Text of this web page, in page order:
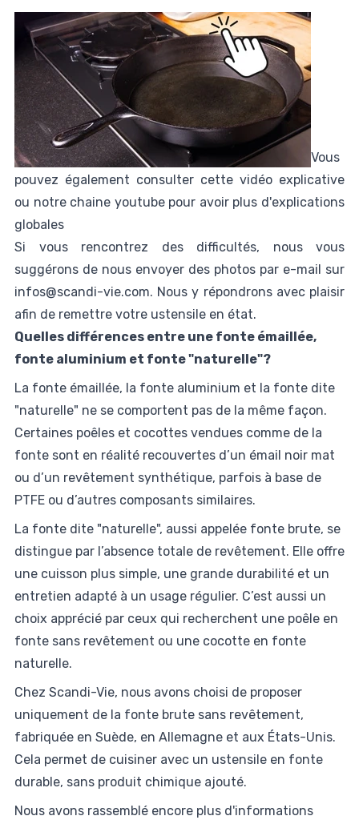
Vous
pouvez également consulter cette vidéo explicative
ou notre chaine youtube pour avoir plus d'explications
globales
Si vous rencontrez des difficultés, nous vous
suggérons de nous envoyer des photos par e-mail sur
infos@scandi-vie.com. Nous y répondrons avec plaisir
afin de remettre votre ustensile en état.
Quelles différences entre une fonte émaillée,
fonte aluminium et fonte "naturelle"?
La fonte émaillée, la fonte aluminium et la fonte dite
"naturelle" ne se comportent pas de la même façon.
Certaines poêles et cocottes vendues comme de la
fonte sont en réalité recouvertes d’un émail noir mat
ou d’un revêtement synthétique, parfois à base de
PTFE ou d’autres composants similaires.
La fonte dite "naturelle", aussi appelée fonte brute, se
distingue par l’absence totale de revêtement. Elle offre
une cuisson plus simple, une grande durabilité et un
entretien adapté à un usage régulier. C’est aussi un
choix apprécié par ceux qui recherchent une poêle en
fonte sans revêtement ou une cocotte en fonte
naturelle.
Chez Scandi-Vie, nous avons choisi de proposer
uniquement de la fonte brute sans revêtement,
fabriquée en Suède, en Allemagne et aux États-Unis.
Cela permet de cuisiner avec un ustensile en fonte
durable, sans produit chimique ajouté.
Nous avons rassemblé encore plus d'informations